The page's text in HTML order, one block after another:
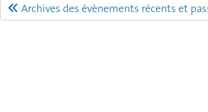
Archives des évènements récents et